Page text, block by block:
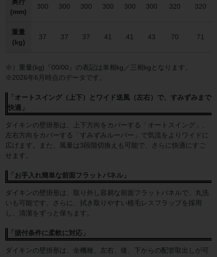
奥行
(mm)
300 300 300 300 300 300 320 320
重量
(kg)
37 37 37 41 41 43 70 71
※）重量(kg)『00/00』の表記は単相kg／三相kgとなります。
※2026年6月時点のデータです。
「オートスイング（上下）とワイド送風（左右）で、すみずみまで
快適」
ダイキンの壁掛形は、上下方向をカバーする「オートスイング」、
左右方向をカバーする「すみずみルーバー」で気流をよりワイドに
広げます。また、風量は3段階切換えも可能で、さらに快適にすご
せます。
「お手入れ簡単な前面フラットパネル」
ダイキンの壁掛形は、取り外し容易な前面フラットパネルで、丸洗
いも可能です。さらに、拭き取りやすい植毛レスフラップを採用
し、清潔をずっと保ちます。
「据付条件に柔軟に対応」
ダイキンの壁掛形は、全機種、左右、後、下からの配管取出しが可